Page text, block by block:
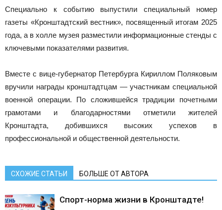
Специально к событию выпустили специальный номер
газеты «Кронштадтский вестник», посвященный итогам 2025
года, а в холле музея разместили информационные стенды с
ключевыми показателями развития.
Вместе с вице-губернатор Петербурга Кириллом Поляковым
вручили награды кронштадтцам — участникам специальной
военной операции. По сложившейся традиции почетными
грамотами и благодарностями отметили жителей
Кронштадта, добившихся высоких успехов в
профессиональной и общественной деятельности.
СХОЖИЕ СТАТЬИ БОЛЬШЕ ОТ АВТОРА
Спорт-норма жизни в Кронштадте!